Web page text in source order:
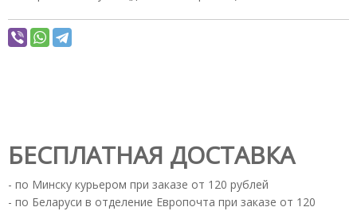
БЕСПЛАТНАЯ ДОСТАВКА
- по Минску курьером при заказе от 120 рублей
- по Беларуси в отделение Европочта при заказе от 120